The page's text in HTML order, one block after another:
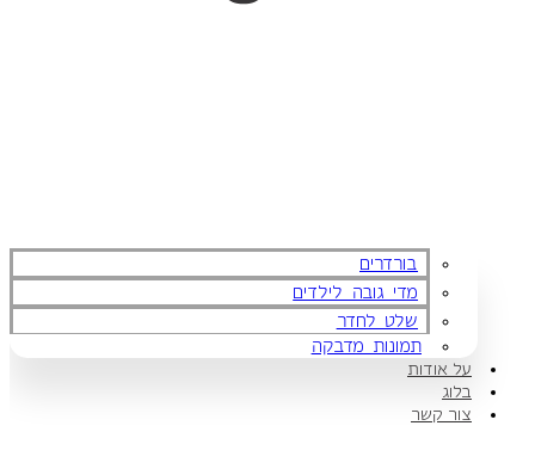
בורדרים
מדי גובה לילדים
שלט לחדר
תמונות מדבקה
על אודות
בלוג
צור קשר